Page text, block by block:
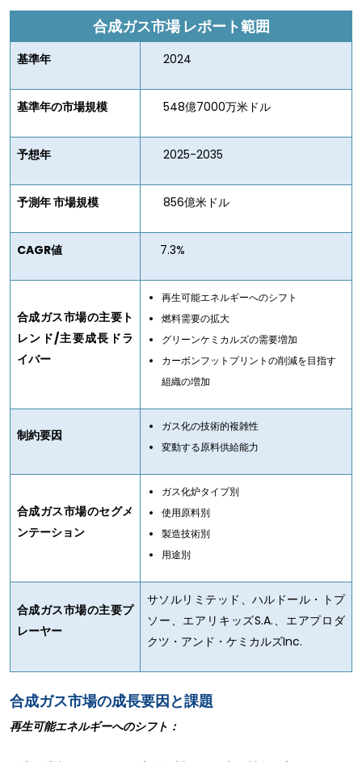
合成ガス市場 レポート範囲
基準年 2024
基準年の市場規模 548億7000万米ドル
予想年 2025-2035
予測年 市場規模 856億米ドル
CAGR値 7.3%
合成ガス市場の主要ト
レンド/主要成長ドラ
イバー
再生可能エネルギーへのシフト
燃料需要の拡大
グリーンケミカルズの需要増加
カーボンフットプリントの削減を目指す
組織の増加
制約要因
ガス化の技術的複雑性
変動する原料供給能力
合成ガス市場のセグメ
ンテーション
ガス化炉タイプ別
使用原料別
製造技術別
用途別
合成ガス市場の主要プ
レーヤー
サソルリミテッド、ハルドール・トプ
ソー、エアリキッズS.A.、エアプロダ
クツ・アンド・ケミカルズInc.
合成ガス市場の成長要因と課題
再生可能エネルギーへのシフト：